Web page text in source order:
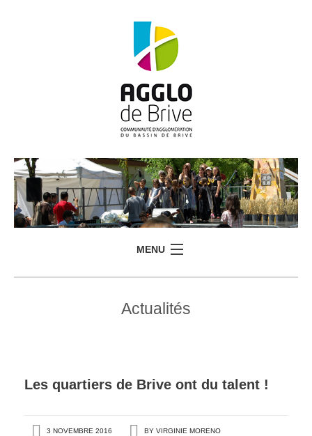
MENU
Actualités
Les quartiers de Brive ont du talent !
3 NOVEMBRE 2016 BY VIRGINIE MORENO